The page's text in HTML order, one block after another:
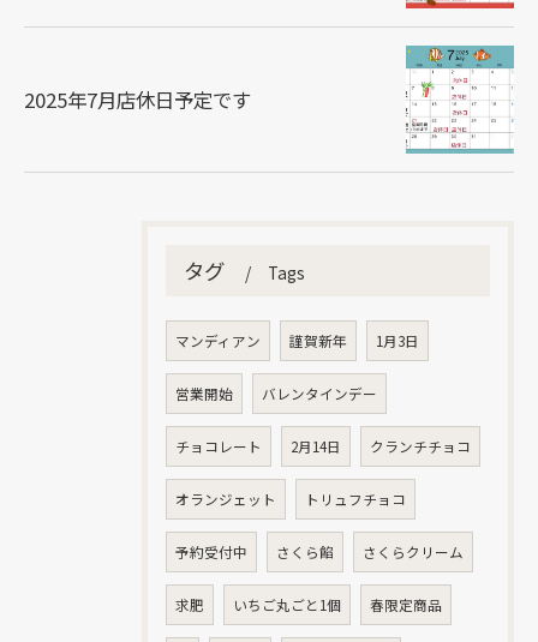
2025年7月店休日予定です
タグ Tags
マンディアン 謹賀新年 1月3日
営業開始 バレンタインデー
チョコレート 2月14日 クランチチョコ
オランジェット トリュフチョコ
予約受付中 さくら餡 さくらクリーム
求肥 いちご丸ごと1個 春限定商品